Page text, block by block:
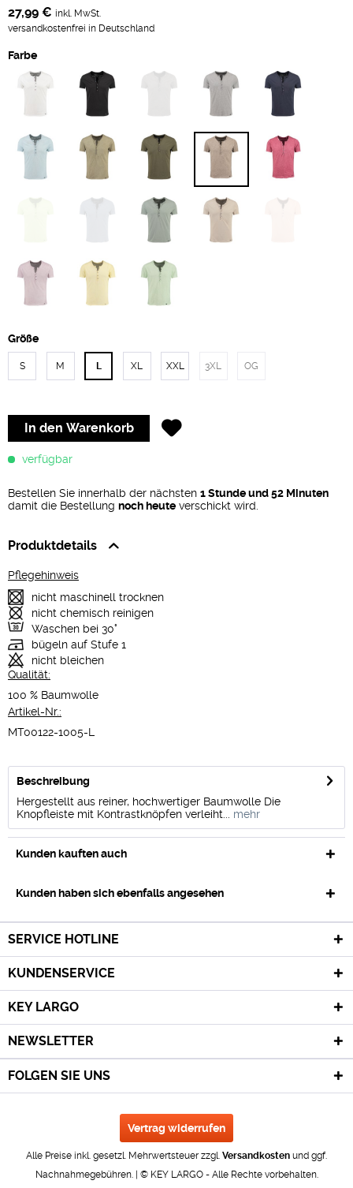
27,99 € inkl. MwSt.
versandkostenfrei in Deutschland
Farbe
Größe
S M L XL XXL 3XL OG
In den Warenkorb
verfügbar
Bestellen Sie innerhalb der nächsten 1 Stunde und 52 Minuten
damit die Bestellung noch heute verschickt wird.
Produktdetails
Pflegehinweis
nicht maschinell trocknen
nicht chemisch reinigen
Waschen bei 30°
bügeln auf Stufe 1
nicht bleichen
Qualität:
100 % Baumwolle
Artikel-Nr.:
MT00122-1005-L
Beschreibung
Hergestellt aus reiner, hochwertiger Baumwolle Die
Knopfleiste mit Kontrastknöpfen verleiht...
mehr
Kunden kauften auch
Kunden haben sich ebenfalls angesehen
SERVICE HOTLINE
KUNDENSERVICE
KEY LARGO
NEWSLETTER
FOLGEN SIE UNS
Vertrag widerrufen
Alle Preise inkl. gesetzl. Mehrwertsteuer zzgl. Versandkosten und ggf.
Nachnahmegebühren. | © KEY LARGO - Alle Rechte vorbehalten.